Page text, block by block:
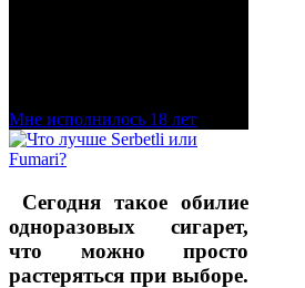
Мне исполнилось 18 лет
Сегодня такое обилие
одноразовых сигарет,
что можно просто
растеряться при выборе.